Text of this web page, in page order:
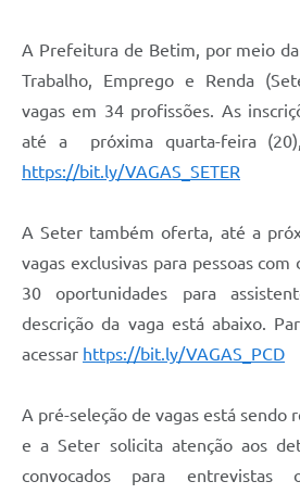
A Prefeitura de Betim, por meio
Trabalho, Emprego e Renda
vagas em 34 profissões. As
até a próxima quarta-feira
https://bit.ly/VAGAS_SETER
A Seter também oferta, até a
vagas exclusivas para pessoas com
30 oportunidades para
descrição da vaga está abaixo.
acessar https://bit.ly/VAGAS_PCD
A pré-seleção de vagas está sendo
e a Seter solicita atenção aos
convocados para entrevistas